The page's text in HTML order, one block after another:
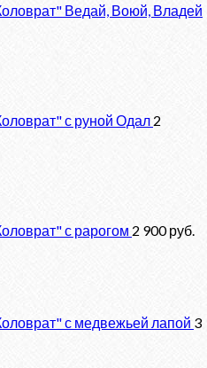
Ведай, Воюй, Владей
с руной Одал 2
с рарогом 2 900руб.
с медвежьей лапой 3